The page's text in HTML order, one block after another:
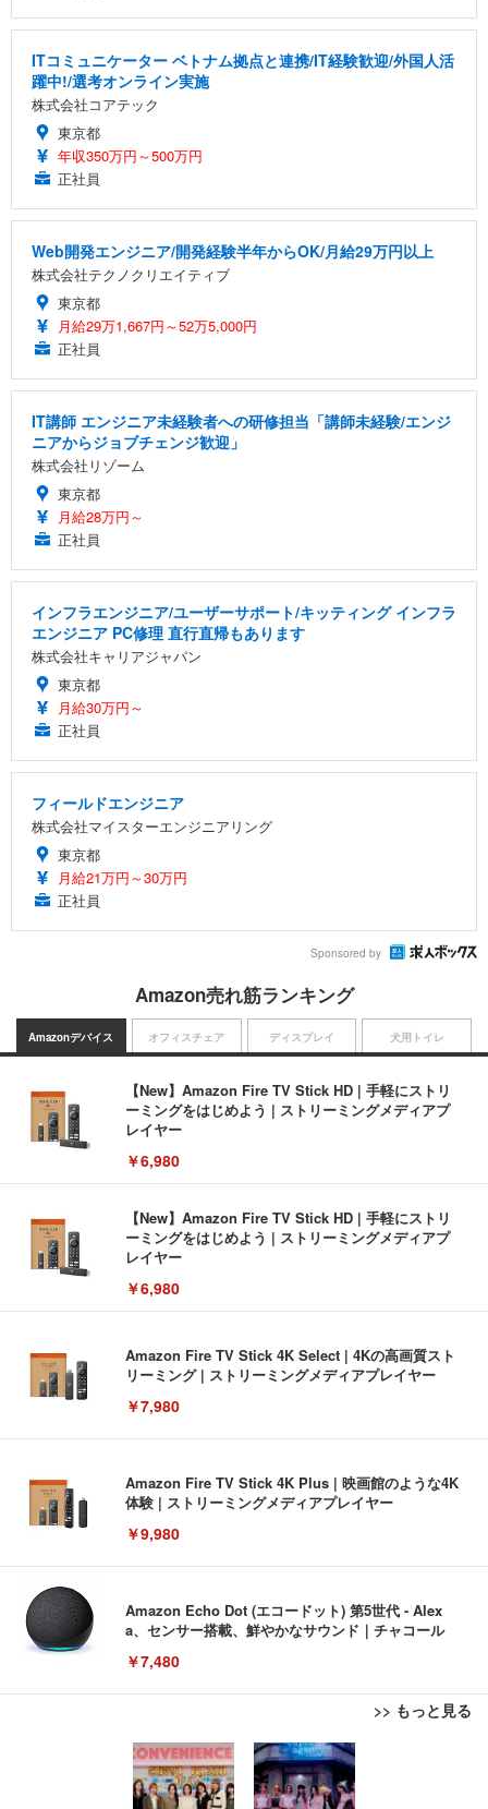
ITコミュニケーター ベトナム拠点と連携/IT経験歓迎/外国人活
躍中!/選考オンライン実施
株式会社コアテック
東京都
年収350万円～500万円
正社員
Web開発エンジニア/開発経験半年からOK/月給29万円以上
株式会社テクノクリエイティブ
東京都
月給29万1,667円～52万5,000円
正社員
IT講師 エンジニア未経験者への研修担当「講師未経験/エンジ
ニアからジョブチェンジ歓迎」
株式会社リゾーム
東京都
月給28万円～
正社員
インフラエンジニア/ユーザーサポート/キッティング インフラ
エンジニア PC修理 直行直帰もあります
株式会社キャリアジャパン
東京都
月給30万円～
正社員
フィールドエンジニア
株式会社マイスターエンジニアリング
東京都
月給21万円～30万円
正社員
Sponsored by
Amazon売れ筋ランキング
Amazonデバイス
【New】Amazon Fire TV Stick HD | 手軽にストリ
ーミングをはじめよう | ストリーミングメディアプ
レイヤー
￥6,980
【New】Amazon Fire TV Stick HD | 手軽にストリ
ーミングをはじめよう | ストリーミングメディアプ
レイヤー
￥6,980
Amazon Fire TV Stick 4K Select | 4Kの高画質スト
リーミング | ストリーミングメディアプレイヤー
￥7,980
Amazon Fire TV Stick 4K Plus | 映画館のような4K
体験 | ストリーミングメディアプレイヤー
￥9,980
Amazon Echo Dot (エコードット) 第5世代 - Alex
a、センサー搭載、鮮やかなサウンド｜チャコール
￥7,480
>> もっと見る
オフィスチェア
[EdoErgo] オフィスチェア 椅子 テレワーク 疲れな
い 跳ね上げ式アームレスト コンパクト 約105度ロッ
キング pc 事務椅子 360度回転 座面昇降 強化ナイロ
ディスプレイ
EIZO ビジネス向けプレミアムモニター | FlexScan
EV3240X-WT | 31.5型4K UHD・USB Type-C・ホワ
イト
犬用トイレ
Amazonベーシック ペットシーツ 薄型 レギュラー 1
回使い捨て 無香料 ホワイト 300枚